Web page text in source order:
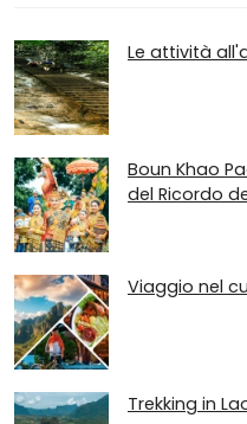
Le attività
Boun Khao
del Ricordo
Viaggio nel
Trekking in